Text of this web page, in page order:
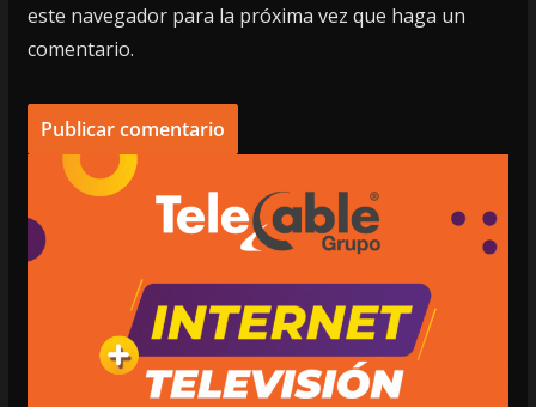
este navegador para la próxima vez que haga un
comentario.